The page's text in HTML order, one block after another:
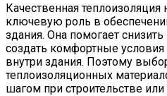
Качественная теплоизоляция
ключевую роль в
здания. Она помогает
создать комфортные
внутри здания. Поэтому
теплоизоляционных
шагом при строительстве